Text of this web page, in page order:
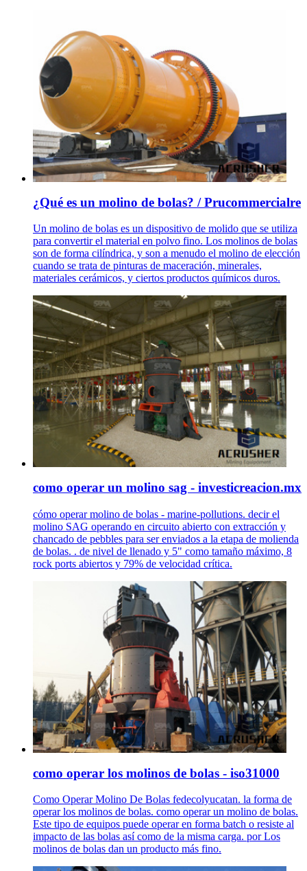
¿Qué es un molino de bolas? / Prucommercialre
Un molino de bolas es un dispositivo de molido que se utiliza
para convertir el material en polvo fino. Los molinos de bolas
son de forma cilíndrica, y son a menudo el molino de elección
cuando se trata de pinturas de maceración, minerales,
materiales cerámicos, y ciertos productos químicos duros.
como operar un molino sag - investicreacion.mx
cómo operar molino de bolas - marine-pollutions. decir el
molino SAG operando en circuito abierto con extracción y
chancado de pebbles para ser enviados a la etapa de molienda
de bolas. . de nivel de llenado y 5" como tamaño máximo, 8
rock ports abiertos y 79% de velocidad crítica.
como operar los molinos de bolas - iso31000
Como Operar Molino De Bolas fedecolyucatan. la forma de
operar los molinos de bolas. como operar un molino de bolas.
Este tipo de equipos puede operar en forma batch o resiste al
impacto de las bolas así como de la misma carga. por Los
molinos de bolas dan un producto más fino.